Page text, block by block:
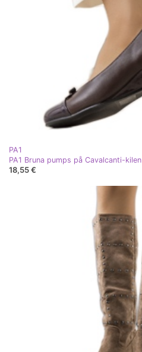
PA1
PA1 Bruna pumps på Cavalcanti-kilen
18,55 €